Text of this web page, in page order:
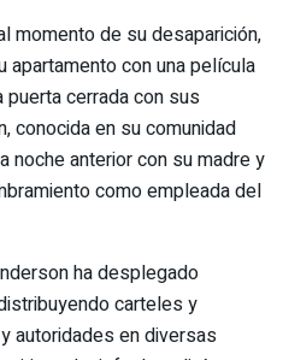
momento de su desaparición,
con una película
puerta cerrada con sus
conocida en su comunidad
noche anterior con su madre y
como empleada del
ha desplegado
carteles y
autoridades en diversas